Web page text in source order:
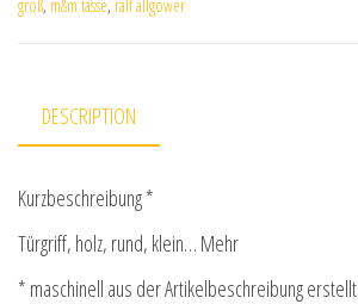
groß, m&m tasse, ralf allgöwer
DESCRIPTION
Kurzbeschreibung *
Türgriff, holz, rund, klein… Mehr
* maschinell aus der Artikelbeschreibung erstellt